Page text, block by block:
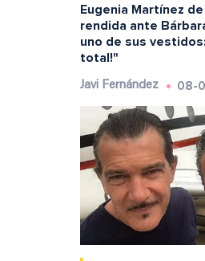
Eugenia Martínez
rendida ante
uno de sus
total!"
Javi Fernández 08-